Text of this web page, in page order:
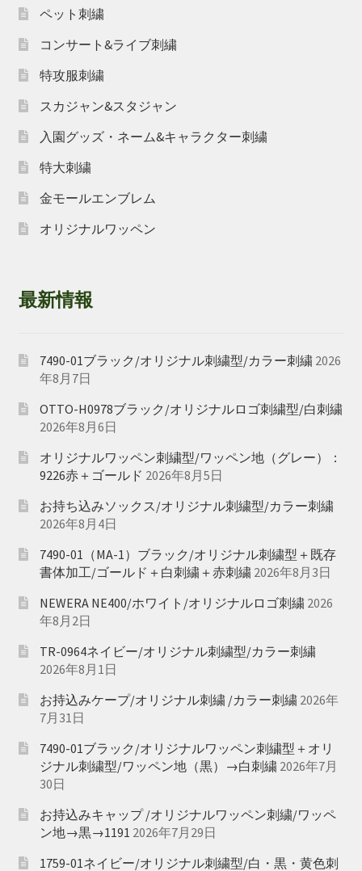
ペット刺繍
コンサート&ライブ刺繍
特攻服刺繍
スカジャン&スタジャン
入園グッズ・ネーム&キャラクター刺繍
特大刺繍
金モールエンブレム
オリジナルワッペン
最新情報
7490-01ブラック/オリジナル刺繍型/カラー刺繍 2026
年8月7日
OTTO-H0978ブラック/オリジナルロゴ刺繍型/白刺繍
2026年8月6日
オリジナルワッペン刺繍型/ワッペン地（グレー）：
9226赤＋ゴールド 2026年8月5日
お持ち込みソックス/オリジナル刺繍型/カラー刺繍
2026年8月4日
7490-01（MA-1）ブラック/オリジナル刺繍型＋既存
書体加工/ゴールド＋白刺繍＋赤刺繍 2026年8月3日
NEWERA NE400/ホワイト/オリジナルロゴ刺繍 2026
年8月2日
TR-0964ネイビー/オリジナル刺繍型/カラー刺繍
2026年8月1日
お持込みケープ/オリジナル刺繍 /カラー刺繍 2026年
7月31日
7490-01ブラック/オリジナルワッペン刺繍型＋オリ
ジナル刺繍型/ワッペン地（黒）→白刺繍 2026年7月
30日
お持込みキャップ /オリジナルワッペン刺繍/ワッペ
ン地→黒→1191 2026年7月29日
1759-01ネイビー/オリジナル刺繍型/白・黒・黄色刺